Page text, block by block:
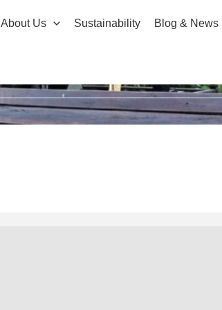
About Us Sustainability Blog & News